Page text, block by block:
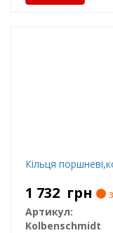
Кільця
1 732 грн
Артикул:
Kolbenschmidt